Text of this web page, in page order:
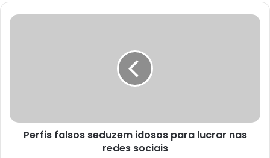
Perfis falsos seduzem idosos para lucrar nas
redes sociais